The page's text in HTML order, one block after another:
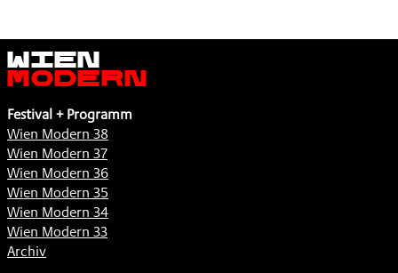
Wien
Modern
Festival + Programm
Wien Modern 38
Wien Modern 37
Wien Modern 36
Wien Modern 35
Wien Modern 34
Wien Modern 33
Archiv